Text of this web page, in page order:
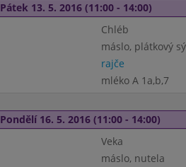
Pátek 13. 5. 2016 (11:00 - 14:00)
Chléb
máslo, plátkový
rajče
mléko A 1a,b,7
Pondělí 16. 5. 2016 (11:00 - 14:00)
Veka
máslo, nutela